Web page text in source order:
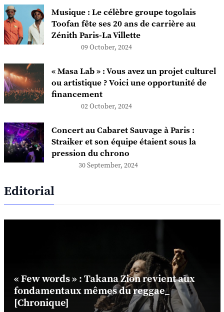
Musique : Le célèbre groupe togolais
Toofan fête ses 20 ans de carrière au
Zénith Paris-La Villette
09 October, 2024
« Masa Lab » : Vous avez un projet culturel
ou artistique ? Voici une opportunité de
financement
02 October, 2024
Concert au Cabaret Sauvage à Paris :
Straiker et son équipe étaient sous la
pression du chrono
30 September, 2024
Editorial
« Few words » : Takana Zion revient aux
fondamentaux mêmes du reggae_
[Chronique]